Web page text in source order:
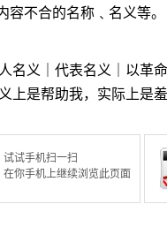
容不合的名称﹑名义等。
名义｜代表名义｜以革
上是帮助我，实际上是
试试手机扫一扫
在你手机上继续浏览此页面